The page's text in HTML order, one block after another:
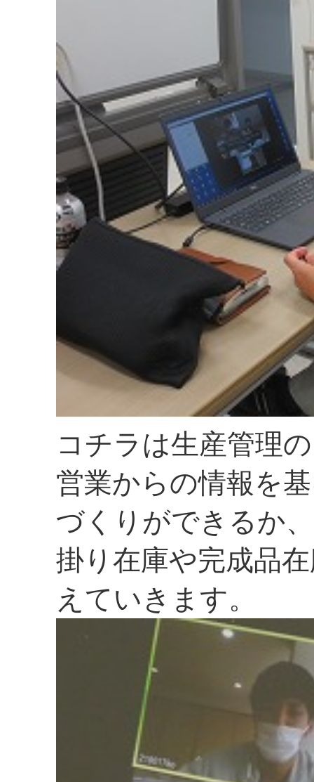
コチラは生産管理
営業からの情報を
づくりができるか
掛り在庫や完成品
えていきます。